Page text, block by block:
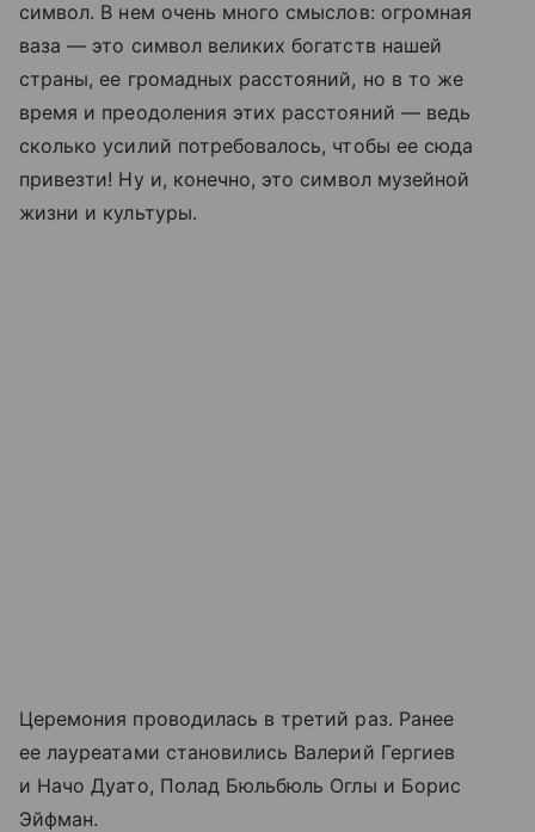
символ. В нем очень много смыслов: огромная
ваза — это символ великих богатств нашей
страны, ее громадных расстояний, но в то же
время и преодоления этих расстояний — ведь
сколько усилий потребовалось, чтобы ее сюда
привезти! Ну и, конечно, это символ музейной
жизни и культуры.
Церемония проводилась в третий раз. Ранее
ее лауреатами становились Валерий Гергиев
и Начо Дуато, Полад Бюльбюль Оглы и Борис
Эйфман.